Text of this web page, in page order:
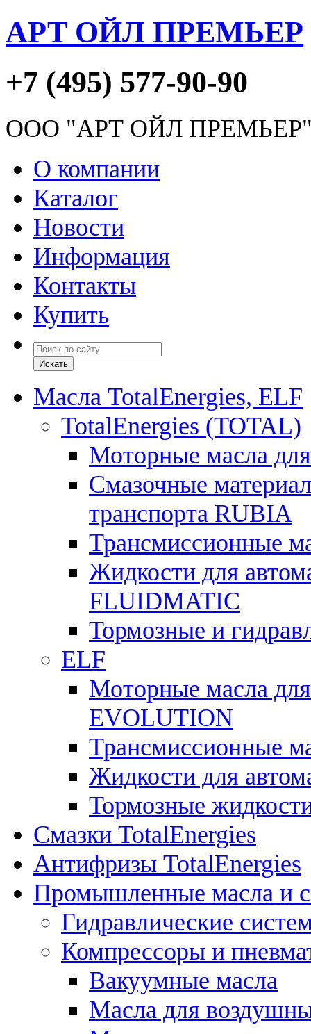
АРТ ОЙЛ ПРЕМЬЕР
+7 (495) 577-90-90
ООО "АРТ ОЙЛ
О компании
Каталог
Новости
Информация
Контакты
Купить
Масла TotalEnergies, ELF
TotalEnergies (TOTAL)
Моторные масла
Смазочные
транспорта RUBIA
Трансмиссионные
Жидкости для
FLUIDMATIC
Тормозные и
ELF
Моторные масла
EVOLUTION
Трансмиссионные
Жидкости для
Тормозные
Смазки TotalEnergies
Антифризы TotalEnergies
Промышленные масла и
Гидравлические
Компрессоры и
Вакуумные масла
Масла для